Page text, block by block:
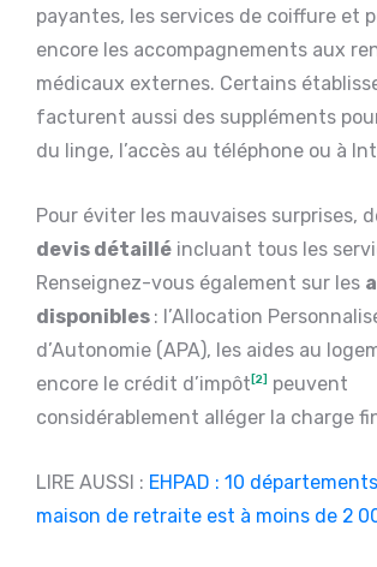
payantes, les services de coiffure et
encore les accompagnements aux
médicaux externes. Certains
facturent aussi des suppléments
du linge, l’accès au téléphone ou à
Pour éviter les mauvaises surprises,
devis détaillé incluant tous les
Renseignez-vous également sur les
disponibles : l’Allocation
d’Autonomie (APA), les aides au
encore le crédit d’impôt [2] peuvent
considérablement alléger la charge
LIRE AUSSI : EHPAD : 10
maison de retraite est à moins de 2